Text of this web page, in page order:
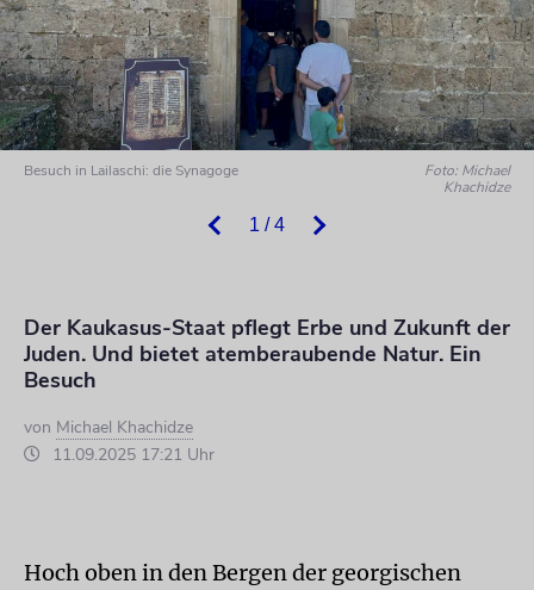
1 / 4
Besuch in Lailaschi: die Synagoge
Foto: Michael
Khachidze
Der Kaukasus-Staat pflegt Erbe und Zukunft der
Juden. Und bietet atemberaubende Natur. Ein
Besuch
von Michael Khachidze
11.09.2025 17:21 Uhr
Hoch oben in den Bergen der georgischen